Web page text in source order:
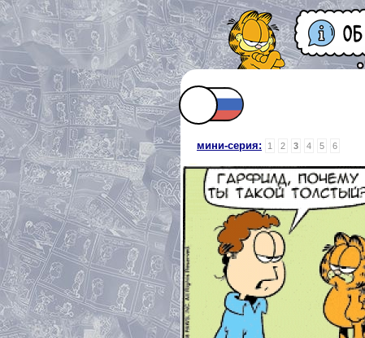
мини-серия: 1 2 3 4 5 6